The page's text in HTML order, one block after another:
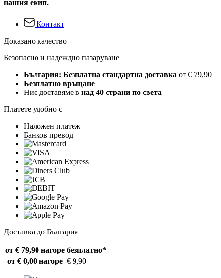
нашия екип.
Контакт
Доказано качество
Безопасно и надеждно пазаруване
България: Безплатна стандартна доставка от € 79,90
Безплатно връщане
Ние доставяме в над 40 страни по света
Платете удобно с
Наложен платеж
Банков превод
Доставка до България
от € 79,90 нагоре безплатно*
от € 0,00 нагоре € 9,90